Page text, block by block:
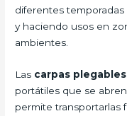
diferentes
y haciendo usos en
ambientes.
Las carpas
portátiles que se
permite transportarlas